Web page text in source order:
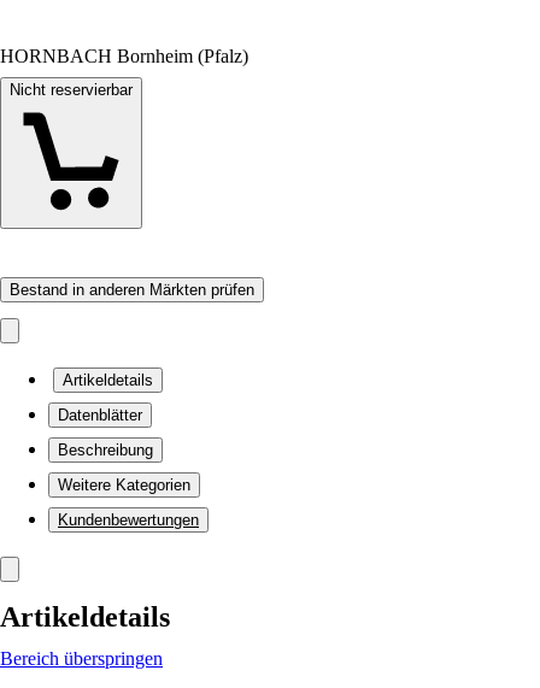
HORNBACH Bornheim (Pfalz)
Nicht reservierbar
Bestand in anderen Märkten prüfen
Artikeldetails
Datenblätter
Beschreibung
Weitere Kategorien
Kundenbewertungen
Artikeldetails
Bereich überspringen